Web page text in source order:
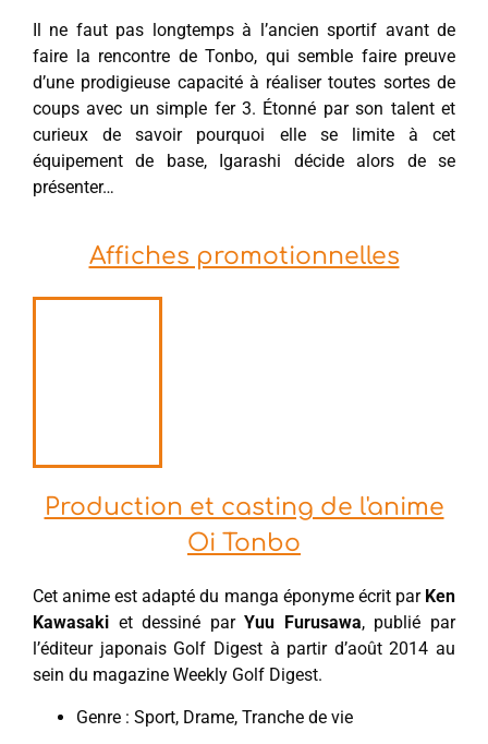
Il ne faut pas longtemps à l’ancien sportif avant de
faire la rencontre de Tonbo, qui semble faire preuve
d’une prodigieuse capacité à réaliser toutes sortes de
coups avec un simple fer 3. Étonné par son talent et
curieux de savoir pourquoi elle se limite à cet
équipement de base, Igarashi décide alors de se
présenter…
Affiches promotionnelles
Production et casting de l'anime
Oi Tonbo
Cet anime est adapté du manga éponyme écrit par Ken
Kawasaki et dessiné parYuu Furusawa, publié par
l’éditeur japonais Golf Digest à partir d’août 2014 au
sein du magazine Weekly Golf Digest.
Genre : Sport, Drame, Tranche de vie